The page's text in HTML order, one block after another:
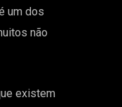
um dos
não
existem